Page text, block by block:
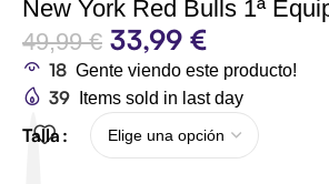
New York Red Bulls 1ª
49,99€ 33,99 €
18 Gente viendo este producto!
39 Items sold in last day
Talla